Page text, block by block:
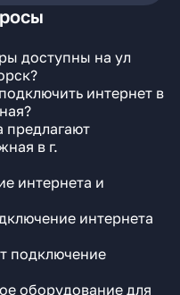
доступны на ул
интернет в
предлагают
в г.
интернета и
интернета
подключение
оборудование для